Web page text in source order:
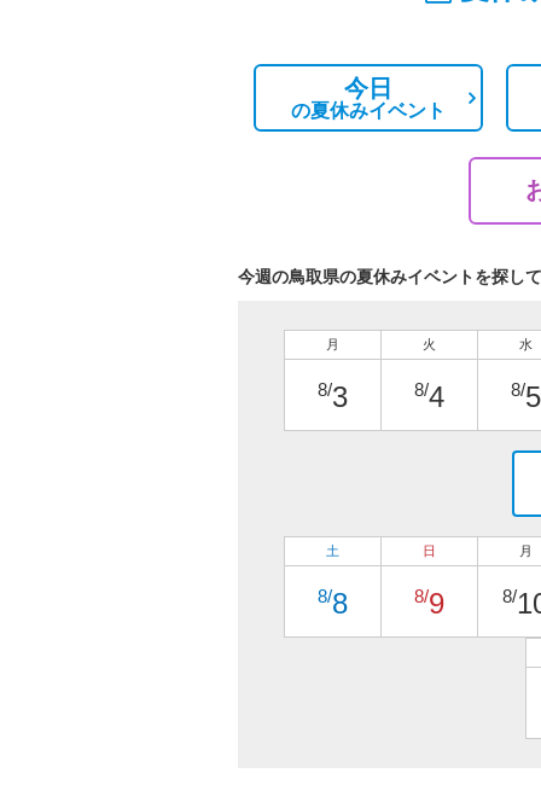
今日
の夏休みイベント
今週の鳥取県の夏休みイベントを探し
月
8/3
火
8/4
水
8/5
土
8/8
日
8/9
月
8/